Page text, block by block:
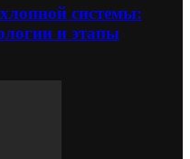
системы:
и этапы